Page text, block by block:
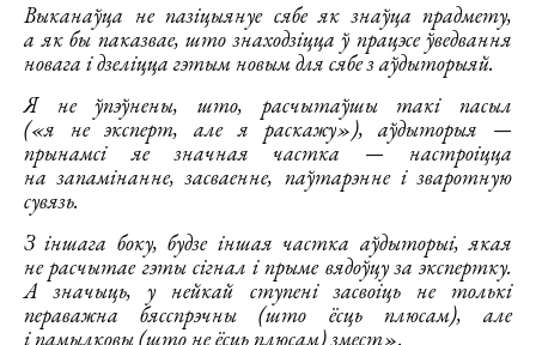
Выканаўца не пазіцыянуе сябе як знаўца прадмету,
а як бы паказвае, што знаходзіцца ў працэсе ўведвання
новага і дзеліцца гэтым новым для сябе з аўдыторыяй.
Я не ўпэўнены, што, расчытаўшы такі пасыл
(«я не эксперт, але я раскажу»), аўдыторыя —
прынамсі яе значная частка — настроіцца
на запамінанне, засваенне, паўтарэнне і зваротную
сувязь.
З іншага боку, будзе іншая частка аўдыторыі, якая
не расчытае гэты сігнал і прыме вядоўцу за экспертку.
А значыць, у нейкай ступені засвоіць не толькі
пераважна бясспрэчны (што ёсць плюсам), але
і памылковы (што не ёсць плюсам) змест».